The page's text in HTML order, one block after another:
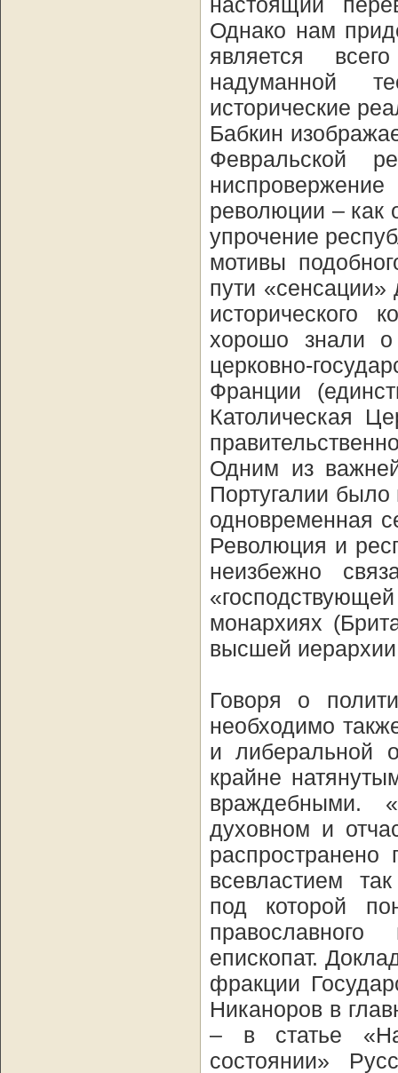
Однако нам
является
надуманной
исторические
Бабкин
Февральской
революции – как
упрочение
мотивы
пути «сенсации»
исторического
хорошо знали
церковно-
Франции
Католическая
Одним из
Португалии было
одновременная
Революция и
неизбежно
монархиях
высшей
Говоря о
необходимо
и либеральной
крайне
враждебными.
духовном и
распространено
всевластием
под которой
епископат.
фракции
Никаноров в
– в статье
состоянии»